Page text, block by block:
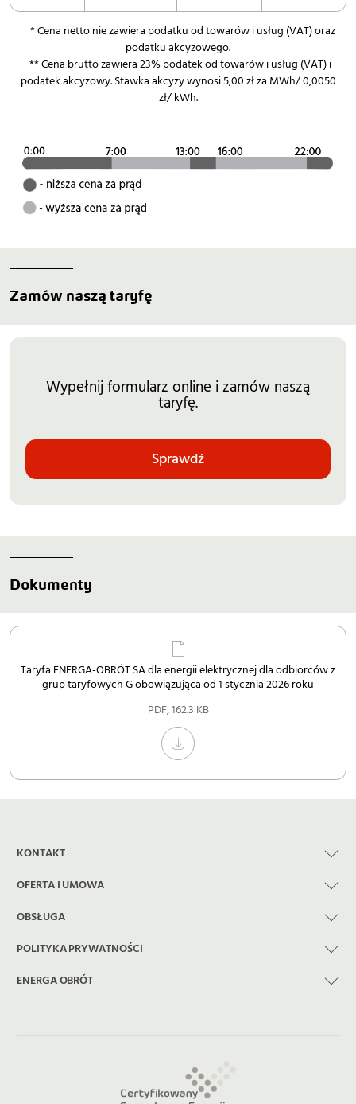
* Cena netto nie zawiera podatku od towarów i usług (VAT) oraz
podatku akcyzowego.
** Cena brutto zawiera 23% podatek od towarów i usług (VAT) i
podatek akcyzowy. Stawka akcyzy wynosi 5,00 zł za MWh/ 0,0050
zł/ kWh.
Zamów naszą taryfę
Wypełnij formularz online i zamów naszą
taryfę.
Sprawdź
Dokumenty
Taryfa ENERGA-OBRÓT SA dla energii elektrycznej dla odbiorców z
grup taryfowych G obowiązująca od 1 stycznia 2026 roku
PDF,162.3 KB
KONTAKT
OFERTA I UMOWA
OBSŁUGA
POLITYKA PRYWATNOŚCI
ENERGA OBRÓT